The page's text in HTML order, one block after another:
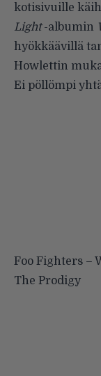
kotisivuille
Light-albumin
hyökkäävillä
Howlettin
Ei pöllömpi
Foo Fighters –
The Prodigy